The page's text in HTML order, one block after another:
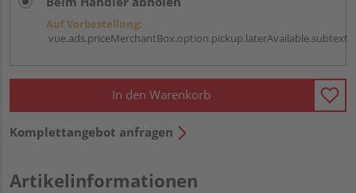
Auf Vorbestellung:
vue.ads.priceMerchantBox.option.pickup.laterAvailable.subtext
In den Warenkorb
Komplettangebot anfragen
Artikelinformationen